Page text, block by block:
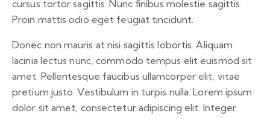
cursus tortor sagittis. Nunc finibus molestie sagittis.
Proin mattis odio eget feugiat tincidunt.
Donec non mauris at nisi sagittis lobortis. Aliquam
lacinia lectus nunc, commodo tempus elit euismod sit
amet. Pellentesque faucibus ullamcorper elit, vitae
pretium justo. Vestibulum in turpis nulla. Lorem ipsum
dolor sit amet, consectetur adipiscing elit. Integer